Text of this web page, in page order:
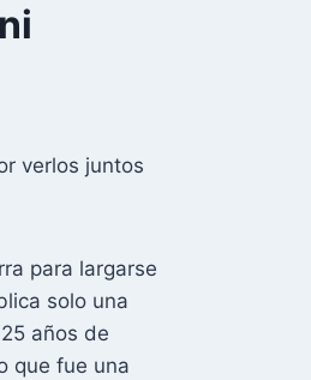
verlos juntos
para largarse
solo una
años de
que fue una